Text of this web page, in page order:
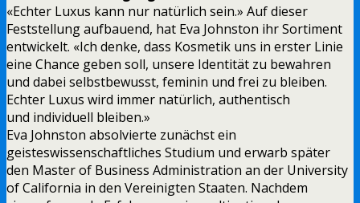
«Echter Luxus kann nur natürlich sein.» Auf dieser
Feststellung aufbauend, hat Eva Johnston ihr Sortiment
entwickelt. «Ich denke, dass Kosmetik uns in erster Linie
eine Chance geben soll, unsere Identität zu bewahren
und dabei selbstbewusst, feminin und frei zu bleiben.
Echter Luxus wird immer natürlich, authentisch
und individuell bleiben.»
Eva Johnston absolvierte zunächst ein
geisteswissenschaftliches Studium und erwarb später
den Master of Business Administration an der University
of California in den Vereinigten Staaten. Nachdem